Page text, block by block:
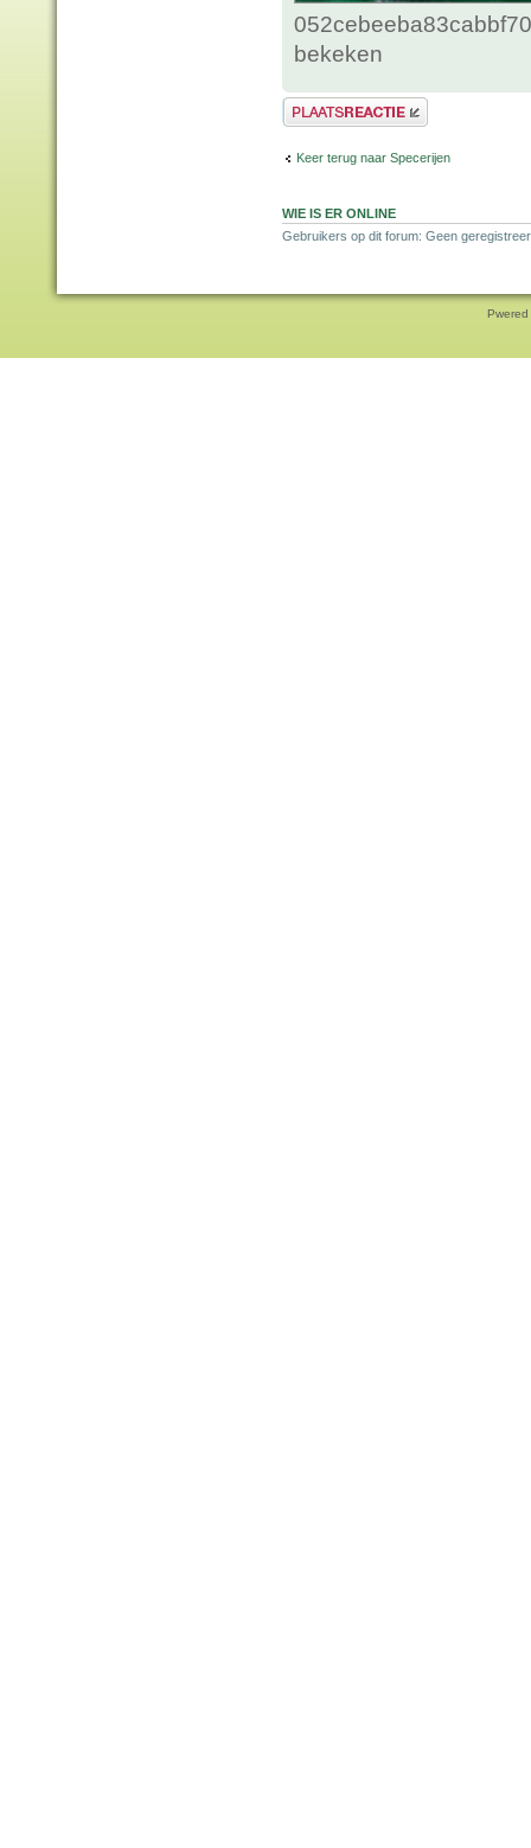
bekeken
Plaats een reactie
Keer terug naar Specerijen
WIE IS ER ONLINE
Gebruikers op dit forum: Geen